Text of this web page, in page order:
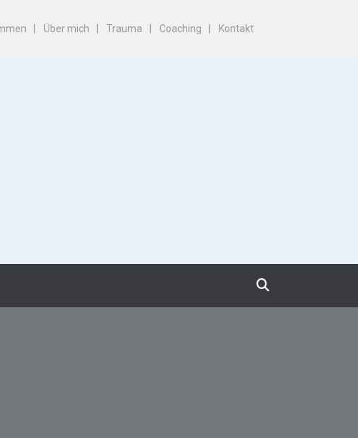
Über mich Trauma Coaching Kontakt